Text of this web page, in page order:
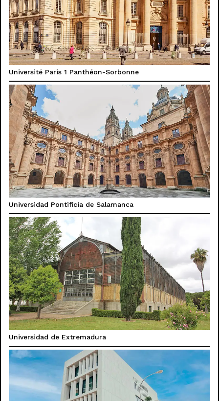
Université Paris 1 Panthéon-Sorbonne
Universidad Pontificia de Salamanca
Universidad de Extremadura